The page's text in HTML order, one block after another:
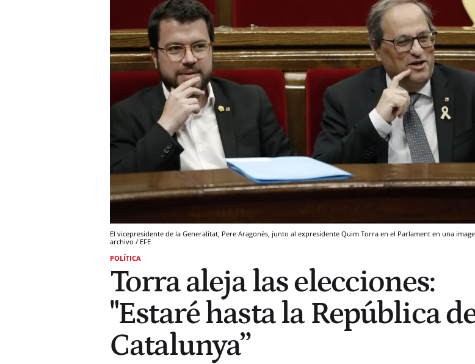
El vicepresidente de la Generalitat, Pere Aragonès, junto al expresidente Quim Torra en el Parlament en una
archivo / EFE
POLÍTICA
Torra aleja las elecciones:
"Estaré hasta la República
Catalunya”